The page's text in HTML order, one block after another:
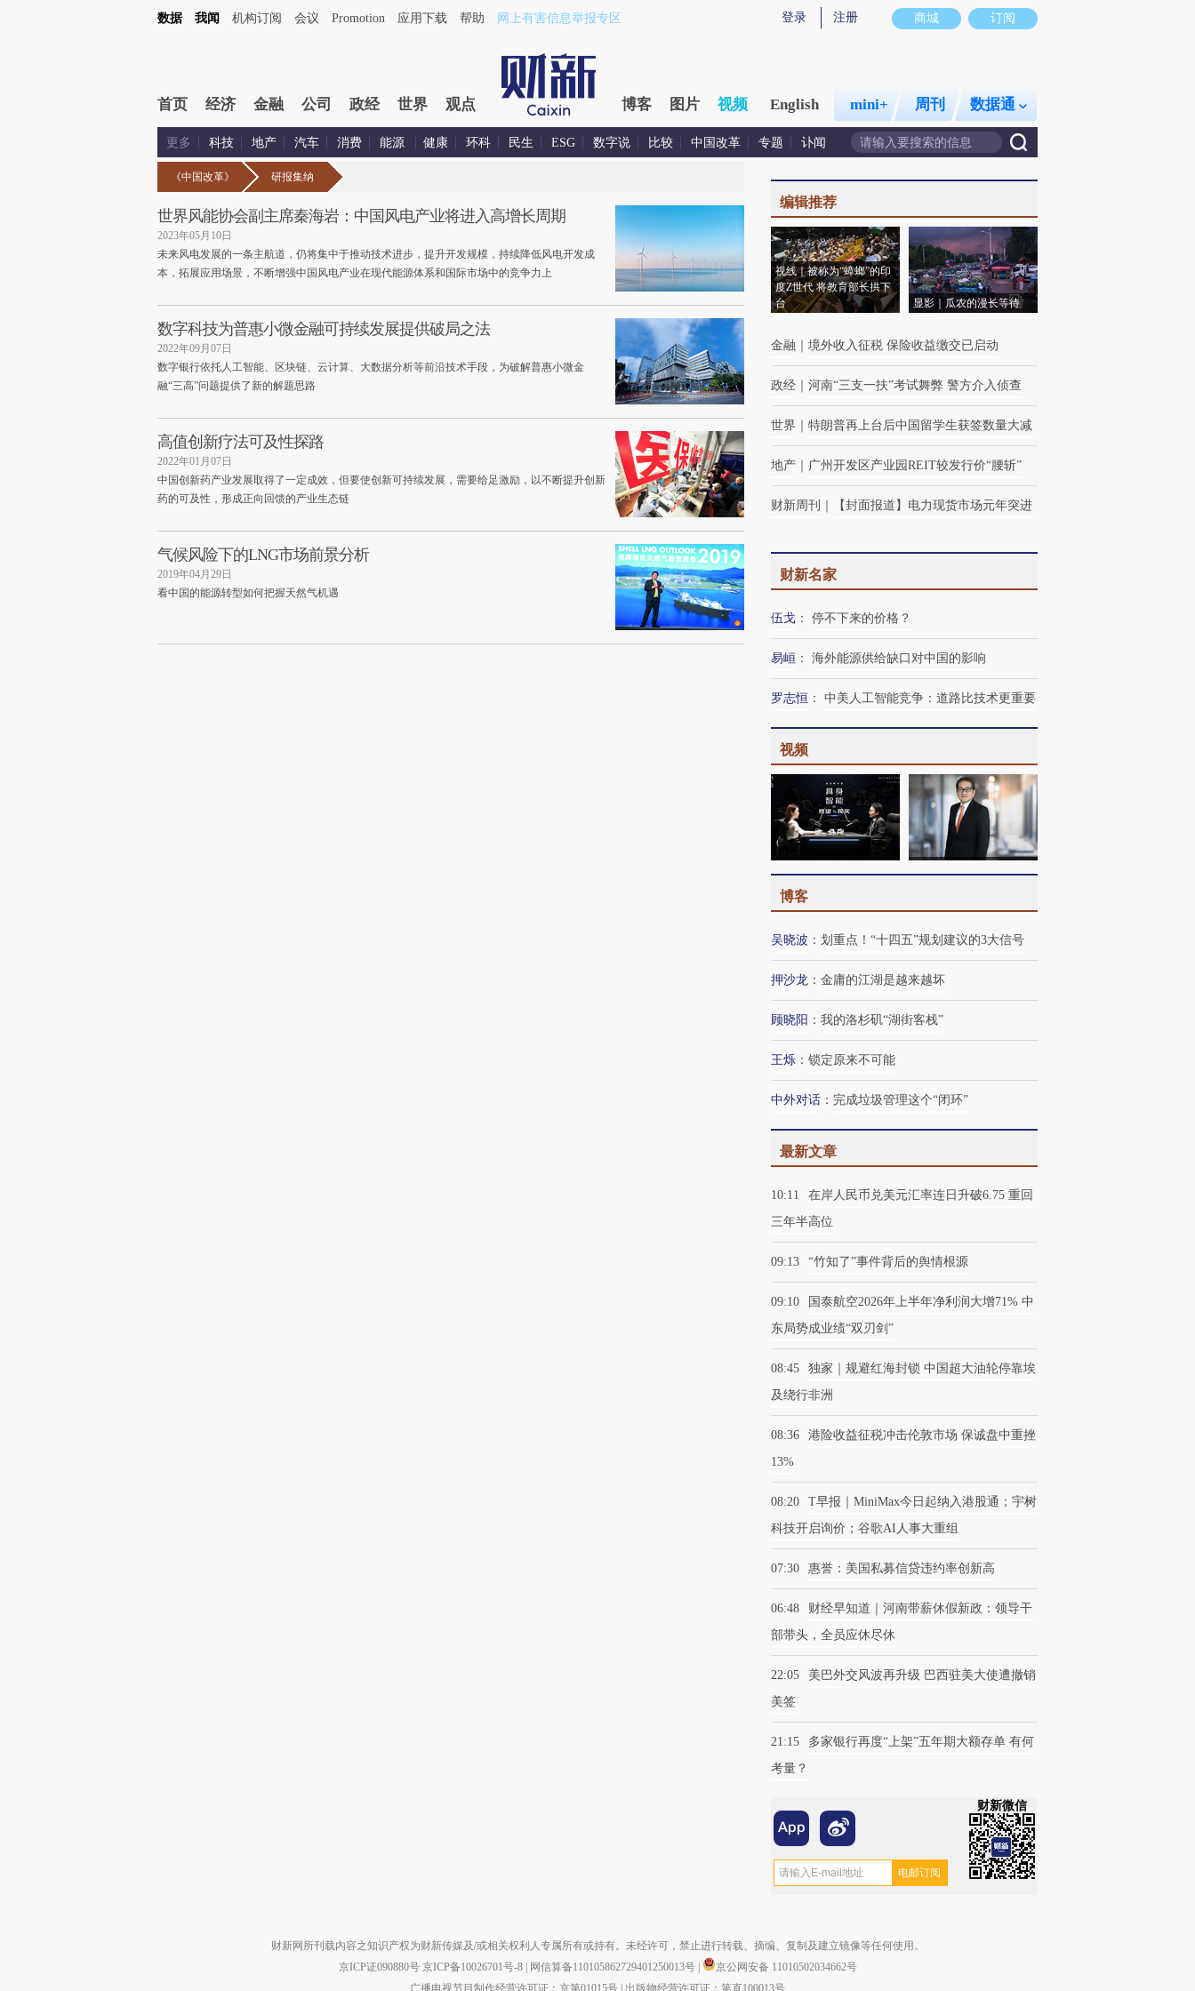
商城 订阅
登录 注册
数据 我闻 机构订阅 会议 Promotion 应用下载 帮助 网上有害信息举报专区
首页 经济 金融 公司 政经 世界 观点 博客 图片 视频 English mini+ 周刊 数据通
更多 科技 地产 汽车 消费 能源 健康 环科 民生 ESG 数字说 比较 中国改革 专题 讣闻
《中国改革》 研报集纳
世界风能协会副主席秦海岩：中国风电产业将进入高增长周期
2023年05月10日
未来风电发展的一条主航道，仍将集中于推动技术进步，提升开发规模，持续降低风电开发成
本，拓展应用场景，不断增强中国风电产业在现代能源体系和国际市场中的竞争力上
数字科技为普惠小微金融可持续发展提供破局之法
2022年09月07日
数字银行依托人工智能、区块链、云计算、大数据分析等前沿技术手段，为破解普惠小微金
融“三高”问题提供了新的解题思路
高值创新疗法可及性探路
2022年01月07日
中国创新药产业发展取得了一定成效，但要使创新可持续发展，需要给足激励，以不断提升创新
药的可及性，形成正向回馈的产业生态链
气候风险下的LNG市场前景分析
2019年04月29日
看中国的能源转型如何把握天然气机遇
编辑推荐
视线｜被称为“蟑螂”的印
度Z世代 将教育部长拱下
台
显影｜瓜农的漫长等待
金融 境外收入征税 保险收益缴交已启动
政经 河南“三支一扶”考试舞弊 警方介入侦查
世界 特朗普再上台后中国留学生获签数量大减
地产 广州开发区产业园REIT较发行价“腰斩”
财新周刊 【封面报道】电力现货市场元年突进
财新名家
伍戈 ： 停不下来的价格？
易峘 ： 海外能源供给缺口对中国的影响
罗志恒 ： 中美人工智能竞争：道路比技术更重要
视频
博客
吴晓波 ： 划重点！“十四五”规划建议的3大信号
押沙龙 ： 金庸的江湖是越来越坏
顾晓阳 ： 我的洛杉矶“湖街客栈”
王烁 ： 锁定原来不可能
中外对话 ： 完成垃圾管理这个“闭环”
最新文章
10:11
在岸人民币兑美元汇率连日升破6.75 重回
三年半高位
09:13 “竹知了”事件背后的舆情根源
09:10
国泰航空2026年上半年净利润大增71% 中
东局势成业绩“双刃剑”
08:45
独家｜规避红海封锁 中国超大油轮停靠埃
及绕行非洲
08:36
港险收益征税冲击伦敦市场 保诚盘中重挫
13%
08:20
T早报｜MiniMax今日起纳入港股通；宇树
科技开启询价；谷歌AI人事大重组
07:30 惠誉：美国私募信贷违约率创新高
06:48
财经早知道｜河南带薪休假新政：领导干
部带头，全员应休尽休
22:05
美巴外交风波再升级 巴西驻美大使遭撤销
美签
21:15
多家银行再度“上架”五年期大额存单 有何
考量？
财新微信
财新网所刊载内容之知识产权为财新传媒及/或相关权利人专属所有或持有。未经许可，禁止进行转载、摘编、复制及建立镜像等任何使用。
京ICP证090880号 京ICP备10026701号-8 网信算备110105862729401250013号
京公网安备 11010502034662号
广播电视节目制作经营许可证：京第01015号 出版物经营许可证：第直100013号